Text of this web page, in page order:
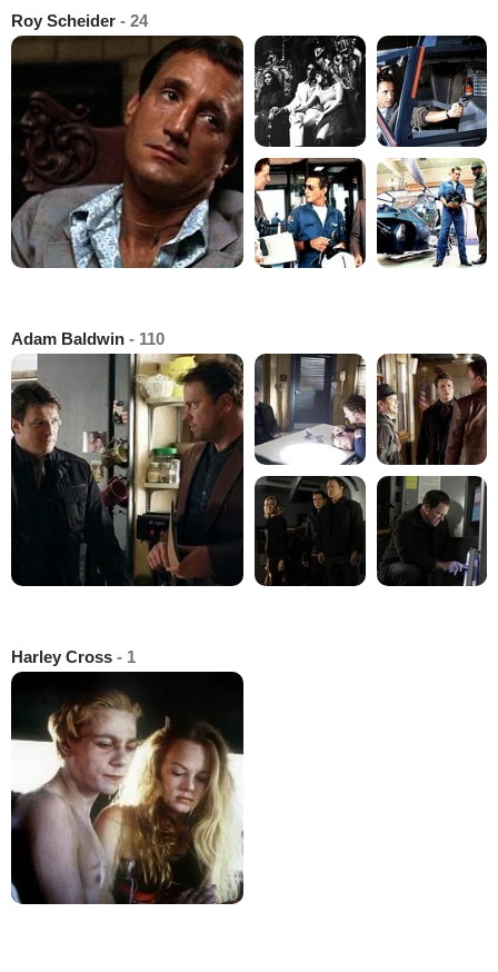
Roy Scheider - 24
Adam Baldwin - 110
Harley Cross - 1